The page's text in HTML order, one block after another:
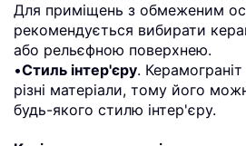
Для приміщень з обмеженим
рекомендується вибирати
або рельєфною поверхнею.
•Стиль інтер'єру.
різні матеріали, тому його
будь-якого стилю інтер'єру.